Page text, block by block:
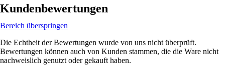
Kundenbewertungen
Bereich überspringen
Die Echtheit der Bewertungen wurde von uns nicht überprüft.
Bewertungen können auch von Kunden stammen, die die Ware nicht
nachweislich genutzt oder gekauft haben.